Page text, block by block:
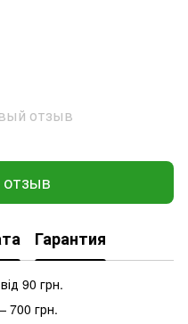
отзыв
Гарантия
90 грн.
700 грн.